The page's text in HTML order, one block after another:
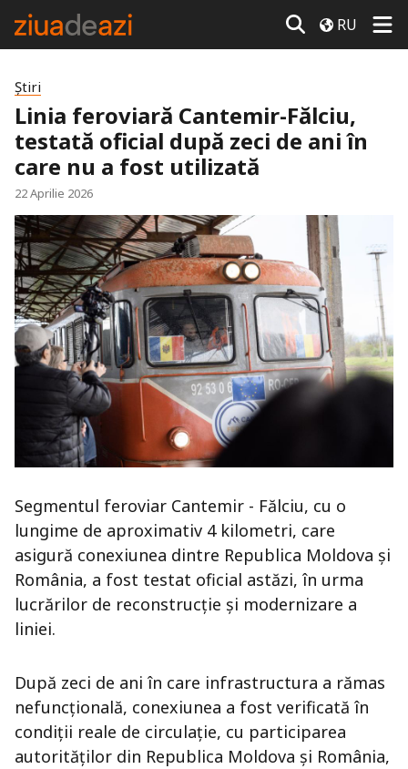
RU
Știri
Linia feroviară Cantemir-Fălciu,
testată oficial după zeci de ani în
care nu a fost utilizată
22 Aprilie 2026
Segmentul feroviar Cantemir - Fălciu, cu o
lungime de aproximativ 4 kilometri, care
asigură conexiunea dintre Republica Moldova și
România, a fost testat oficial astăzi, în urma
lucrărilor de reconstrucție și modernizare a
liniei.
După zeci de ani în care infrastructura a rămas
nefuncțională, conexiunea a fost verificată în
condiții reale de circulație, cu participarea
autorităților din Republica Moldova și România,